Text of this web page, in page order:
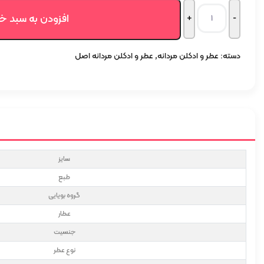
افزودن به سبد
دسته: عطر و ادکلن مردانه, عطر و ادکلن مردانه اصل
سایز
طبع
گروه بویایی
عطار
جنسیت
نوع عطر